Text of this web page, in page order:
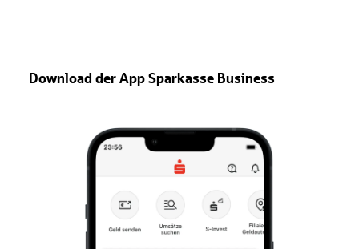
Download der App Sparkasse Business